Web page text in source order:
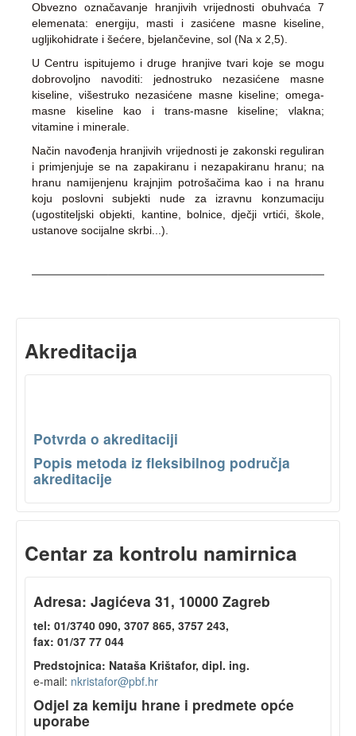
Obvezno označavanje hranjivih vrijednosti obuhvaća 7
elemenata: energiju, masti i zasićene masne kiseline,
ugljikohidrate i šećere, bjelančevine, sol (Na x 2,5).
U Centru ispitujemo i druge hranjive tvari koje se mogu
dobrovoljno navoditi: jednostruko nezasićene masne
kiseline, višestruko nezasićene masne kiseline; omega-
masne kiseline kao i trans-masne kiseline; vlakna;
vitamine i minerale.
Način navođenja hranjivih vrijednosti je zakonski reguliran
i primjenjuje se na zapakiranu i nezapakiranu hranu; na
hranu namijenjenu krajnjim potrošačima kao i na hranu
koju poslovni subjekti nude za izravnu konzumaciju
(ugostiteljski objekti, kantine, bolnice, dječji vrtići, škole,
ustanove socijalne skrbi...).
Akreditacija
Potvrda o akreditaciji
Popis metoda iz fleksibilnog područja
akreditacije
Centar za kontrolu namirnica
Adresa: Jagićeva 31, 10000 Zagreb
tel: 01/3740 090, 3707 865, 3757 243,
fax: 01/37 77 044
Predstojnica: Nataša Krištafor, dipl. ing.
e-mail: nkristafor@pbf.hr
Odjel za kemiju hrane i predmete opće
uporabe